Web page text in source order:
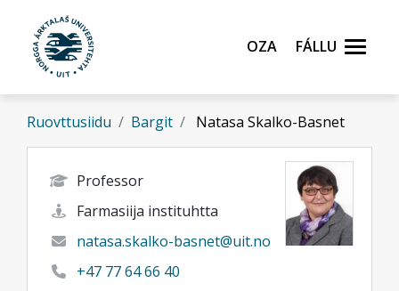
Gå til hovedinnhold
Oza
Fállu
Ruovttusiidu Bargit Natasa Skalko-Basnet
Professor
Farmasiija instituhtta
natasa.skalko-basnet@uit.no
+47 77 64 66 40